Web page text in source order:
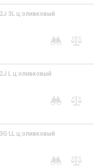
3L ц:оливковый
L ц:оливковый
LL ц:оливковый